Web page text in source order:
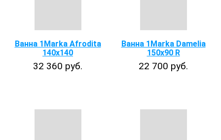
Ванна 1Marka Afrodita
140x140
32 360 руб.
Ванна 1Marka Damelia
150х90 R
22 700 руб.